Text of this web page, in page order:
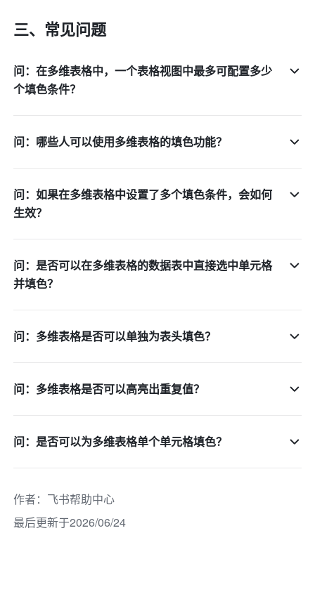
三、常见问题
问：在多维表格中，一个表格视图中最多可配置多少
个填色条件？
问：哪些人可以使用多维表格的填色功能？
问：如果在多维表格中设置了多个填色条件，会如何
生效？
问：是否可以在多维表格的数据表中直接选中单元格
并填色？
问：多维表格是否可以单独为表头填色？
问：多维表格是否可以高亮出重复值？
问：是否可以为多维表格单个单元格填色？
作者： 飞书帮助中心
最后更新于2026/06/24